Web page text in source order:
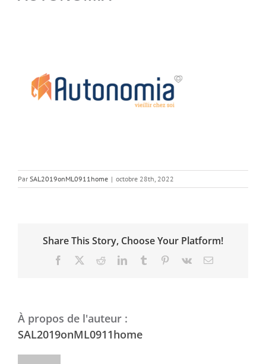
Par SAL2019onML0911home | octobre 28th, 2022
Share This Story, Choose Your Platform!
Facebook RedditLinkedInTumblr Pinterest
Vk Email
À propos de l'auteur :
SAL2019onML0911home